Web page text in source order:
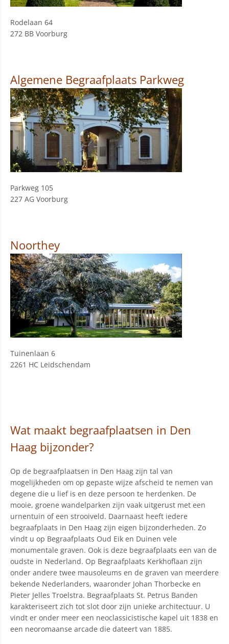
Rodelaan 64
272 BB Voorburg
Algemene Begraafplaats Parkweg
Parkweg 105
227 AG Voorburg
Noorthey
Tuinenlaan 6
2261 HC Leidschendam
Wat maakt begraafplaatsen in Den
Haag bijzonder?
Op de begraafplaatsen in Den Haag zijn tal van
mogelijkheden om op gepaste wijze afscheid te nemen van
degene die u lief is en deze persoon te herdenken. De
mooie, groene wandelparken zijn vaak uitgerust met een
urnentuin of een strooiveld. Daarnaast heeft iedere
begraafplaats in Den Haag zijn eigen bijzonderheden. Zo
vindt u op Begraafplaats Oud Eik en Duinen vele
monumentale graven. Ook is deze begraafplaats een van de
oudste in Nederland. Op Begraafplaats Kerkhoflaan zijn
onder andere twee mausoleums en de graven van meerdere
bekende Nederlanders, waaronder Johan Thorbecke en
Pieter Jelles Troelstra. Begraafplaats St. Petrus Banden
karakteriseert zich tot slot door zijn unieke architectuur. U
vindt er onder meer een neoclassicistische kapel uit 1838 en
een neoromaanse arcade die dateert van 1885.